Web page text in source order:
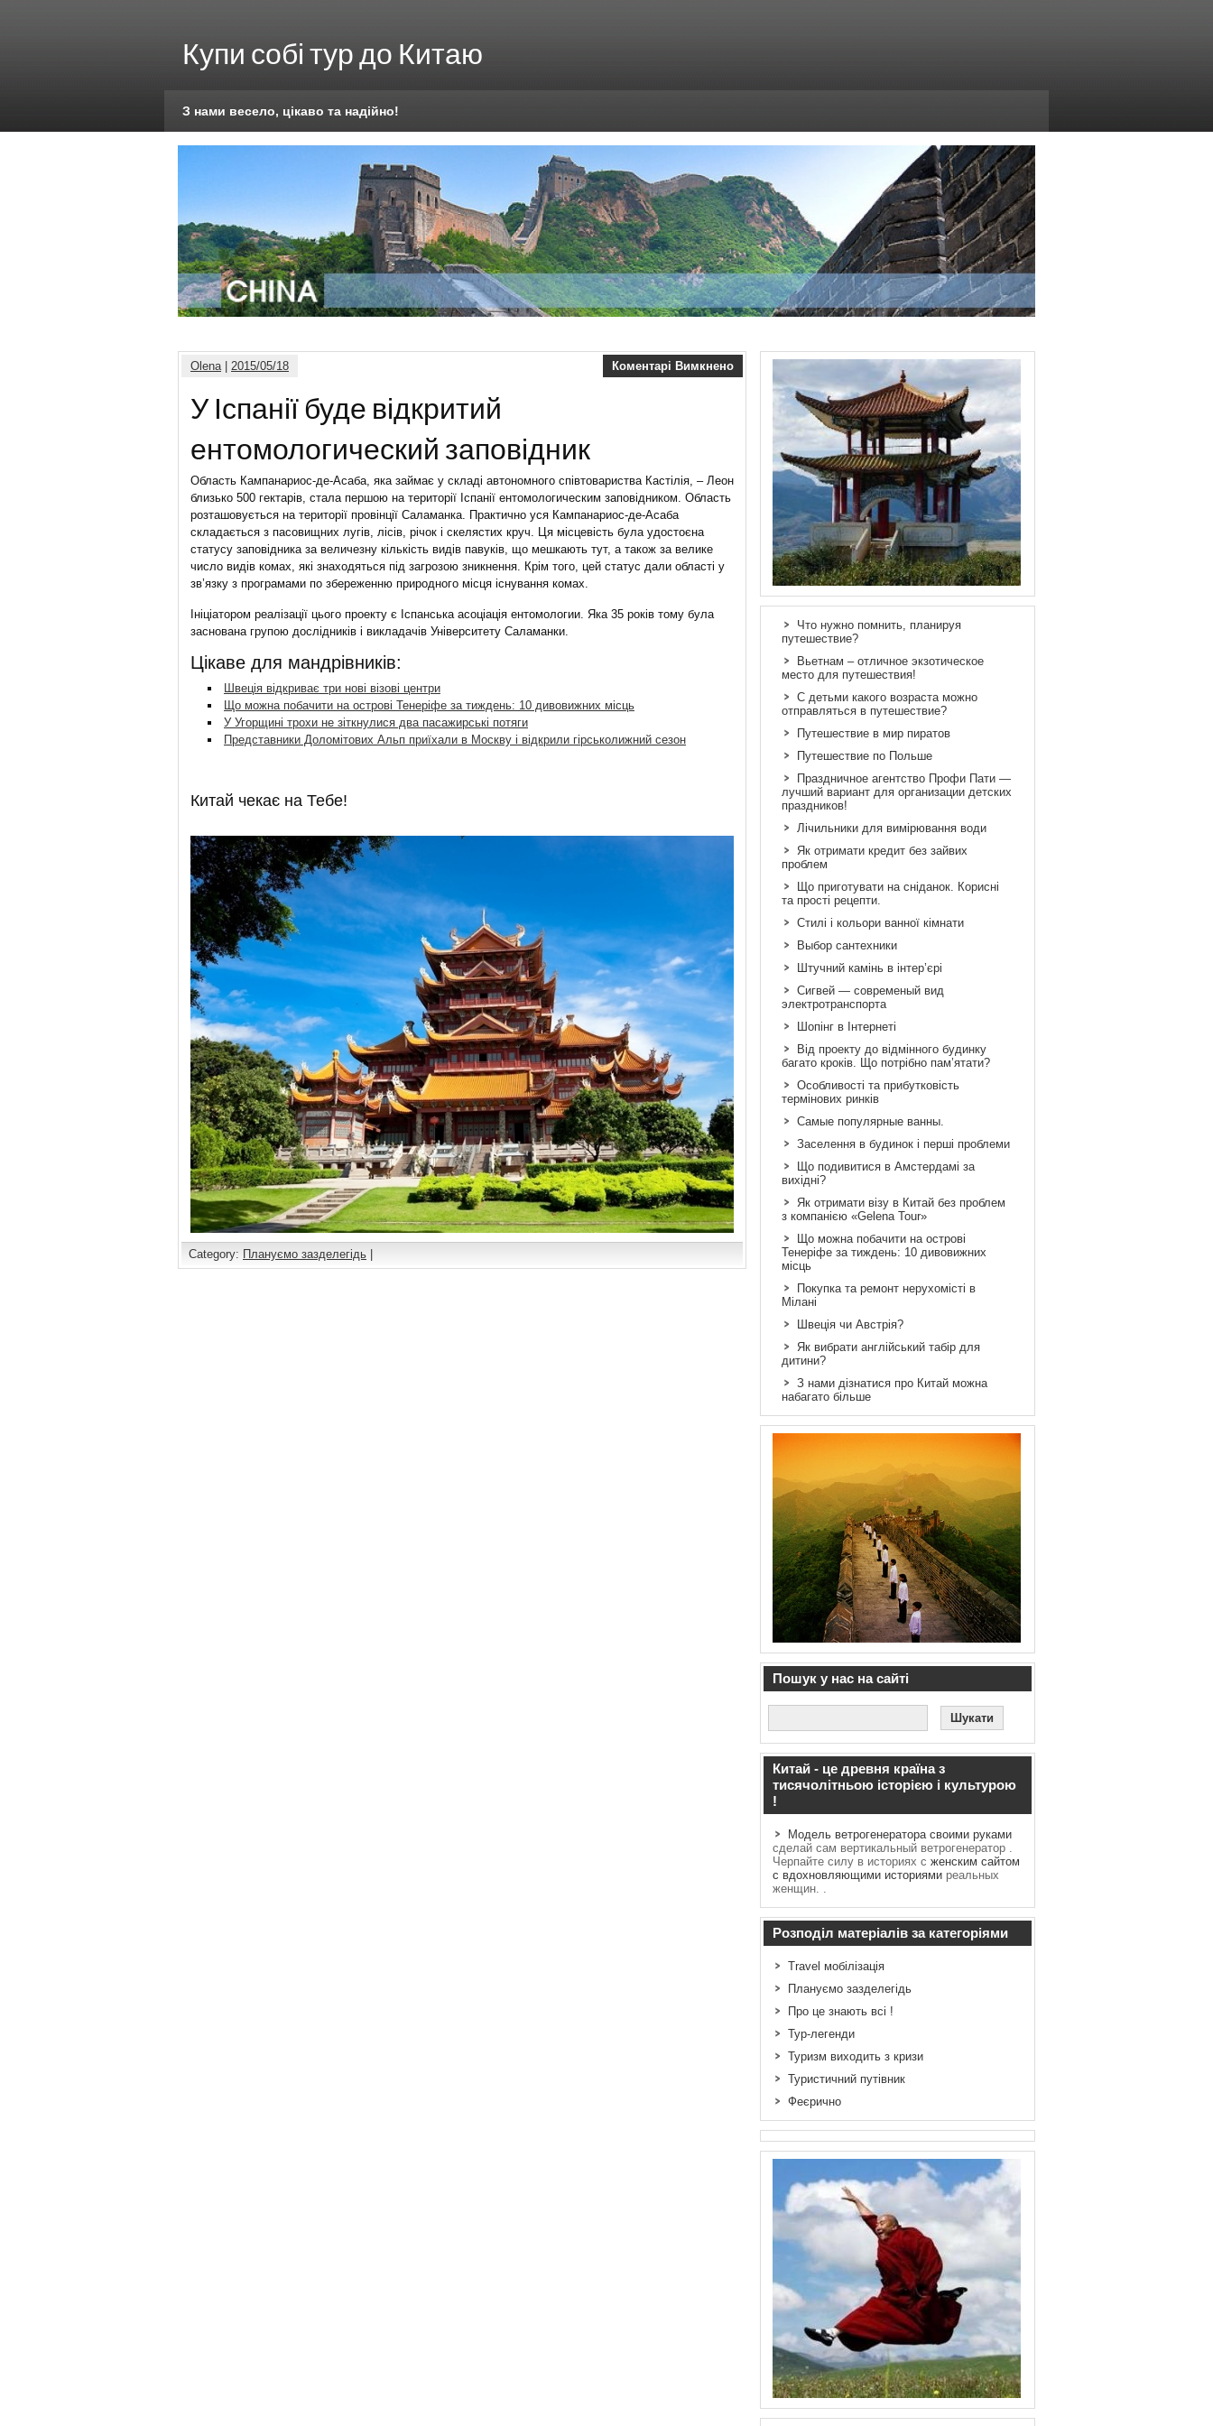
Купи собі тур до Китаю
З нами весело, цікаво та надійно!
Olena| 2015/05/18 Коментарі Вимкнено
У Іспанії буде відкритий
ентомологический заповідник
Область Кампанариос-де-Асаба, яка займає у складі автономного співтовариства Кастілія, – Леон
близько 500 гектарів, стала першою на території Іспанії ентомологическим заповідником. Область
розташовується на території провінції Саламанка. Практично уся Кампанариос-де-Асаба
складається з пасовищних лугів, лісів, річок і скелястих круч. Ця місцевість була удостоєна
статусу заповідника за величезну кількість видів павуків, що мешкають тут, а також за велике
число видів комах, які знаходяться під загрозою зникнення. Крім того, цей статус дали області у
зв’язку з програмами по збереженню природного місця існування комах.
Ініціатором реалізації цього проекту є Іспанська асоціація ентомологии. Яка 35 років тому була
заснована групою дослідників і викладачів Університету Саламанки.
Цікаве для мандрівників:
Швеція відкриває три нові візові центри
Що можна побачити на острові Тенеріфе за тиждень: 10 дивовижних місць
У Угорщині трохи не зіткнулися два пасажирські потяги
Представники Доломітових Альп приїхали в Москву і відкрили гірськолижний сезон
Китай чекає на Тебе!
Category: Плануємо зазделегідь
Что нужно помнить, планируя
путешествие?
Вьетнам – отличное экзотическое
место для путешествия!
С детьми какого возраста можно
отправляться в путешествие?
Путешествие в мир пиратов
Путешествие по Польше
Праздничное агентство Профи Пати —
лучший вариант для организации детских
праздников!
Лічильники для вимірювання води
Як отримати кредит без зайвих
проблем
Що приготувати на сніданок. Корисні
та прості рецепти.
Стилі і кольори ванної кімнати
Выбор сантехники
Штучний камінь в інтер’єрі
Сигвей — современый вид
электротранспорта
Шопінг в Інтернеті
Від проекту до відмінного будинку
багато кроків. Що потрібно пам’ятати?
Особливості та прибутковість
термінових ринків
Самые популярные ванны.
Заселення в будинок і перші проблеми
Що подивитися в Амстердамі за
вихідні?
Як отримати візу в Китай без проблем
з компанією «Gelena Tour»
Що можна побачити на острові
Тенеріфе за тиждень: 10 дивовижних
місць
Покупка та ремонт нерухомісті в
Мілані
Швеція чи Австрія?
Як вибрати англійський табір для
дитини?
З нами дізнатися про Китай можна
набагато більше
Пошук у нас на сайті
Китай - це древня країна з
тисячолітньою історією і культурою
!
Модель ветрогенератора своими руками
сделай сам вертикальный ветрогенератор .
Черпайте силу в историях с женским сайтом
с вдохновляющими историями реальных
женщин. .
Розподіл матеріалів за категоріями
Travel мобілізація
Плануємо зазделегідь
Про це знають всі !
Тур-легенди
Туризм виходить з кризи
Туристичний путівник
Феєрично